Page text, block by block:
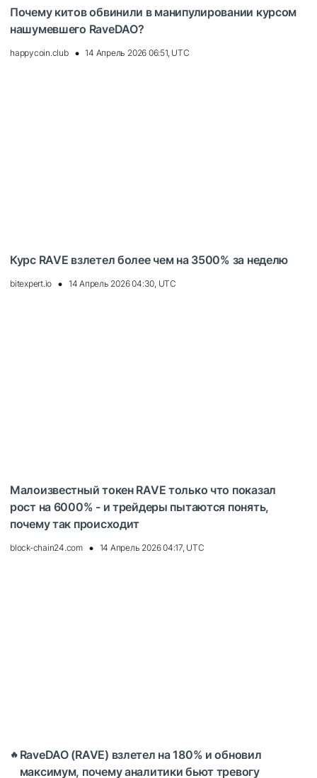
Почему китов обвинили в манипулировании курсом
нашумевшего RaveDAO?
happycoin.club 14 Апрель 2026 06:51, UTC
Курс RAVE взлетел более чем на 3500% за неделю
bitexpert.io 14 Апрель 2026 04:30, UTC
Малоизвестный токен RAVE только что показал
рост на 6000% - и трейдеры пытаются понять,
почему так происходит
block-chain24.com 14 Апрель 2026 04:17, UTC
🔥 RaveDAO (RAVE) взлетел на 180% и обновил
максимум, почему аналитики бьют тревогу